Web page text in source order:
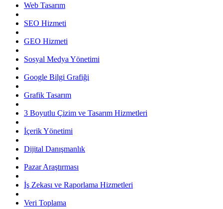
Web Tasarım
SEO Hizmeti
GEO Hizmeti
Sosyal Medya Yönetimi
Google Bilgi Grafiği
Grafik Tasarım
3 Boyutlu Çizim ve Tasarım Hizmetleri
İçerik Yönetimi
Dijital Danışmanlık
Pazar Araştırması
İş Zekası ve Raporlama Hizmetleri
Veri Toplama